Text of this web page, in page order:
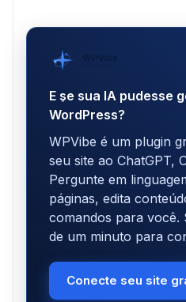
WPVibe
E se sua IA pudesse
WordPress?
WPVibe é um plugin
seu site ao ChatGPT,
Pergunte em
páginas, edita
comandos para você.
de um minuto para
Conecte seu site